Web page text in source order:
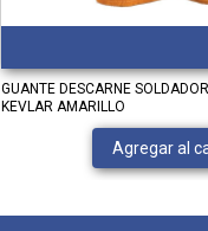
GUANTE DESCARNE
KEVLAR AMARILLO
Agregar al